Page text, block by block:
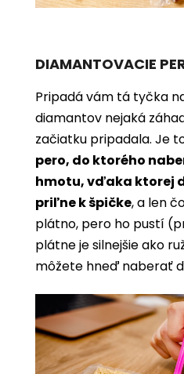
DIAMANTOVACIE
Pripadá vám tá tyčka
diamantov nejaká
začiatku pripadala. Je
pero, do ktorého
hmotu, vďaka ktorej
priľne k špičke, a len
plátno, pero ho pustí
plátne je silnejšie ako
môžete hneď naberať